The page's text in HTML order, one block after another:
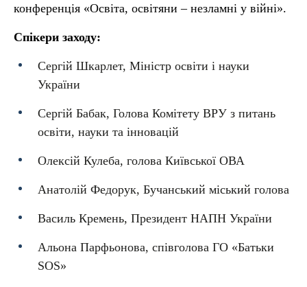
конференція «Освіта, освітяни – незламні у війні».
Спікери заходу:
Сергій Шкарлет, Міністр освіти і науки
України
Сергій Бабак, Голова Комітету ВРУ з питань
освіти, науки та інновацій
Олексій Кулеба, голова Київської ОВА
Анатолій Федорук, Бучанський міський голова
Василь Кремень, Президент НАПН України
Альона Парфьонова, співголова ГО «Батьки
SOS»